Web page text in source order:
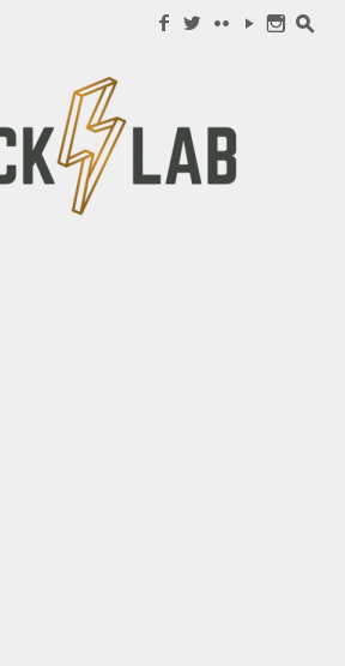
f w c y n s